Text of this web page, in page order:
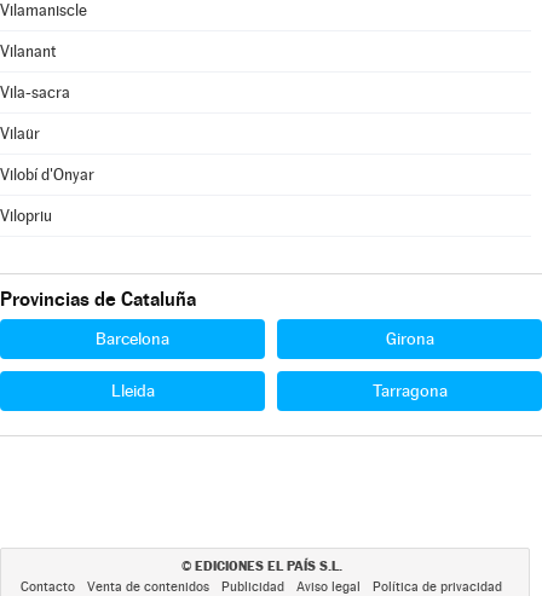
Vilamaniscle
Vilanant
Vila-sacra
Vilaür
Vilobí d'Onyar
Vilopriu
Provincias de Cataluña
Barcelona Girona
Lleida Tarragona
© EDICIONES EL PAÍS S.L.
Contacto Venta de contenidos Publicidad Aviso legal Política de privacidad